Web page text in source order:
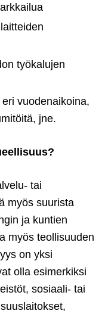
työkalujen
vuodenaikoina,
jne.
tai
myös suurista
ja kuntien
myös teollisuuden
on yksi
olla esimerkiksi
sosiaali- tai